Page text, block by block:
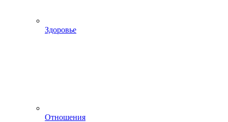
Здоровье
Отношения